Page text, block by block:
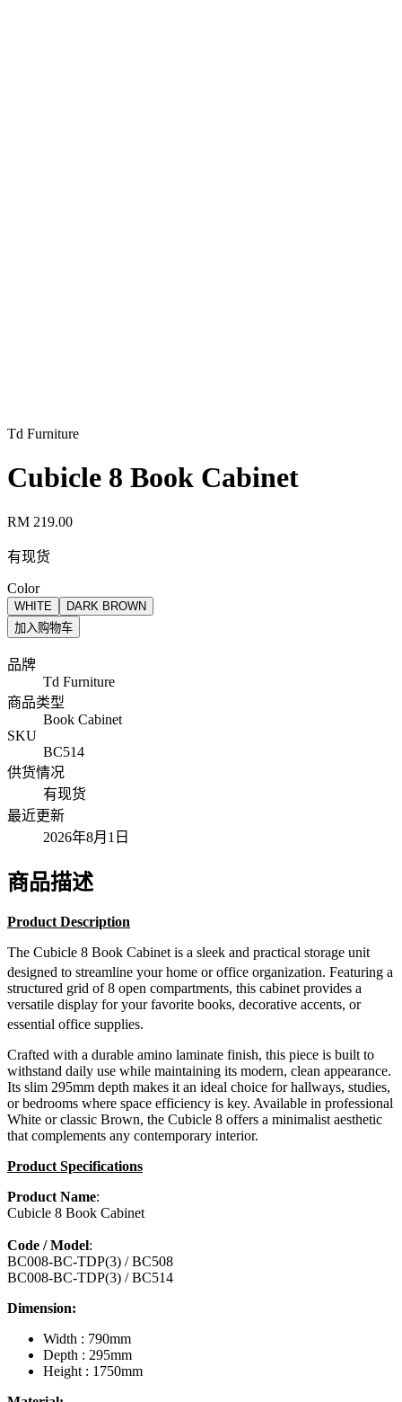
Td Furniture
Cubicle 8 Book Cabinet
RM 219.00
有现货
Color
WHITE
DARK BROWN
加入购物车
品牌
Td Furniture
商品类型
Book Cabinet
SKU
BC514
供货情况
有现货
最近更新
2026年8月1日
商品描述
Product Description
The Cubicle 8 Book Cabinet is a sleek and practical storage unit
designed to streamline your home or office organization. Featuring a
structured grid of8 open compartments, this cabinet provides a
versatile display for your favorite books, decorative accents, or
essential office supplies.
Crafted with a durable amino laminate finish, this piece is built to
withstand daily use while maintaining its modern, clean appearance.
Its slim 295mm depth makes it an ideal choice for hallways, studies,
or bedrooms where space efficiency is key. Available in professional
White or classic Brown, the Cubicle 8 offers a minimalist aesthetic
that complements any contemporary interior.
Product Specifications
Product Name:
Cubicle 8 Book Cabinet
Code / Model:
BC008-BC-TDP(3) / BC508
BC008-BC-TDP(3) / BC514
Dimension:
Width : 790mm
Depth : 295mm
Height : 1750mm